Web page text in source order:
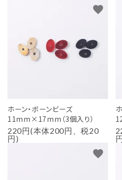
ホーン・ボーンビーズ
11mm×17mm（3個入り）
220円(本体200円、税20
円)
favorite
favorite